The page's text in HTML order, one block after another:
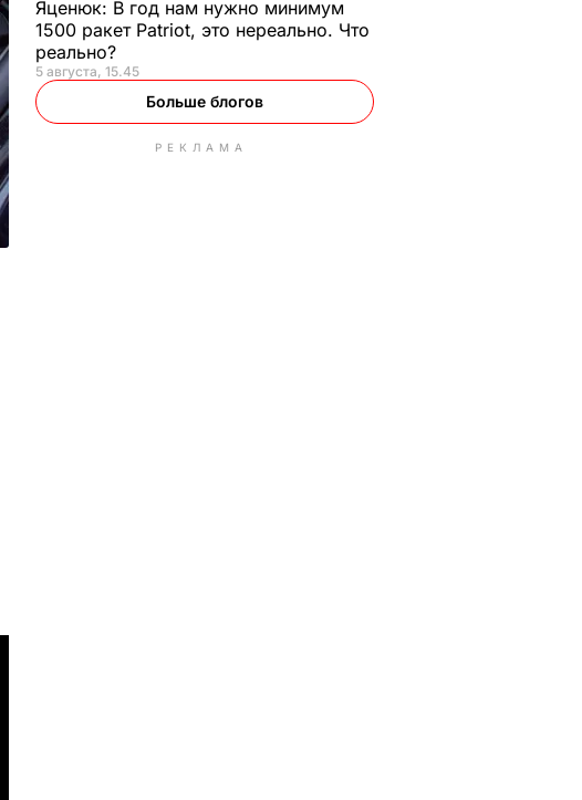
Яценюк: В год нам нужно минимум
1500 ракет Patriot, это нереально. Что
реально?
5 августа, 15.45
Больше блогов
РЕКЛАМА